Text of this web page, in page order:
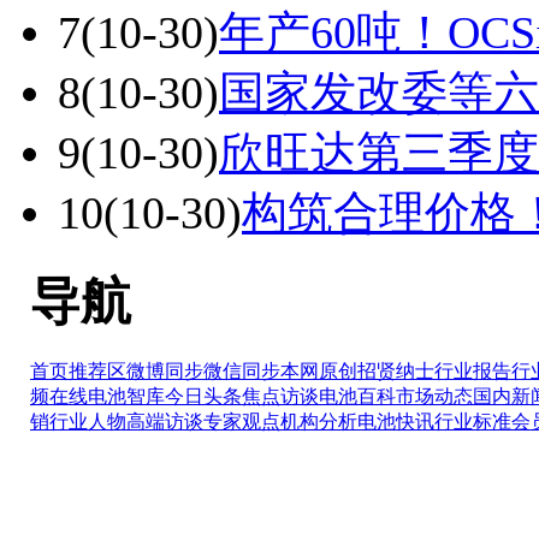
7(10-30)年产60吨！
8(10-30)国家发改委等
9(10-30)欣旺达第三季
10(10-30)构筑合理价格
导航
首页推荐区微博同步微信同步本网原创 招贤纳士行业报告行
频在线电池智库今日头条焦点访谈电池百科市场动态国内新
销行业人物高端访谈专家观点机构分析电池快讯行业标准会